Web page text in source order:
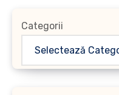
Categorii